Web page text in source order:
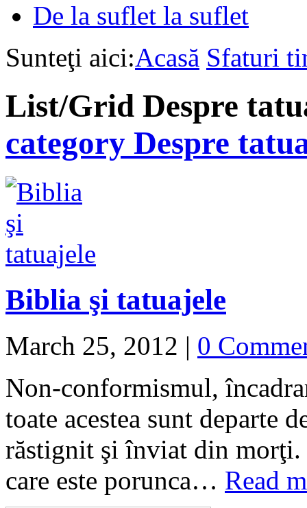
De la suflet la suflet
Sunteţi aici:Acasă Sfaturi
List/Grid Despre
category Despre
Biblia şi tatuajele
March 25, 2012 | 0
Non-conformismul,
toate acestea sunt departe
răstignit şi înviat din morţi.
care este porunca… Read